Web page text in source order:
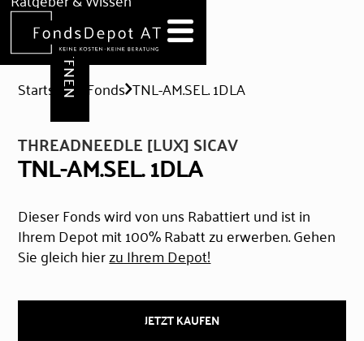
Hilfe & Formulare
DEPOT ERÖFFNEN
Startseite Fonds TNL-AM.SEL. 1DLA
THREADNEEDLE [LUX] SICAV
TNL-AM.SEL. 1DLA
Dieser Fonds wird von uns Rabattiert und ist in
Ihrem Depot mit 100% Rabatt zu erwerben. Gehen
Sie gleich hierzu Ihrem Depot!
JETZT KAUFEN